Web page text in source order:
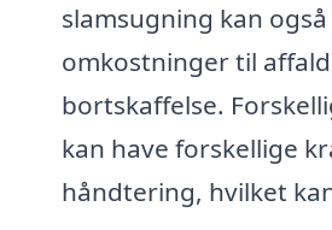
slamsugning kan
omkostninger til
bortskaffelse.
kan have forskellige
håndtering, hvilket